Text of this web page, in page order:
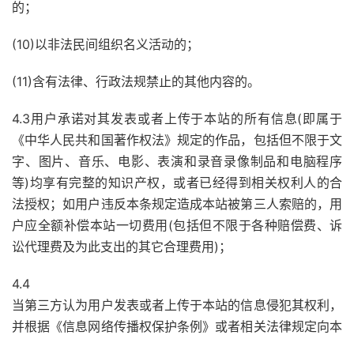
的；
(10)以非法民间组织名义活动的；
(11)含有法律、行政法规禁止的其他内容的。
4.3用户承诺对其发表或者上传于本站的所有信息(即属于
《中华人民共和国著作权法》规定的作品，包括但不限于文
字、图片、音乐、电影、表演和录音录像制品和电脑程序
等)均享有完整的知识产权，或者已经得到相关权利人的合
法授权；如用户违反本条规定造成本站被第三人索赔的，用
户应全额补偿本站一切费用(包括但不限于各种赔偿费、诉
讼代理费及为此支出的其它合理费用)；
4.4
当第三方认为用户发表或者上传于本站的信息侵犯其权利，
并根据《信息网络传播权保护条例》或者相关法律规定向本